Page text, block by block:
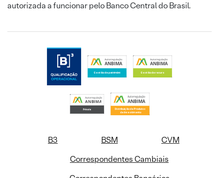
autorizada a funcionar pelo Banco Central do Brasil.
B3 BSM
CVM
Correspondentes Cambiais